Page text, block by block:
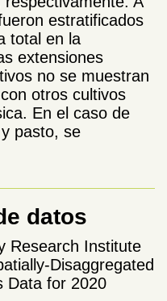
estratificados
total en la
extensiones
no se muestran
otros cultivos
En el caso de
pasto, se
datos
Research Institute
Disaggregated
Data for 2020